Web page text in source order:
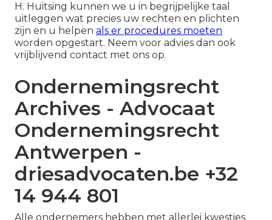
H. Huitsing kunnen we u in begrijpelijke taal
uitleggen wat precies uw rechten en plichten
zijn en u helpen als er procedures moeten
worden opgestart. Neem voor advies dan ook
vrijblijvend contact met ons op.
Ondernemingsrecht
Archives - Advocaat
Ondernemingsrecht
Antwerpen -
driesadvocaten.be +32
14 944 801
Alle ondernemers hebben met allerlei kwesties